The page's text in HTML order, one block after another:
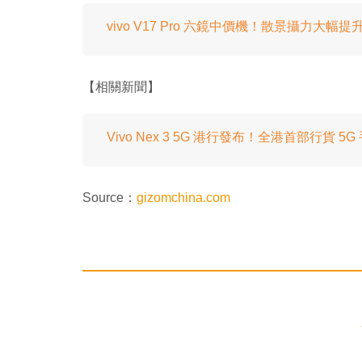
vivo V17 Pro 六鏡中價機！散景攝力大幅提
【相關新聞】
Vivo Nex 3 5G 港行發布！全港首部行貨 5G
Source： gizomchina.com